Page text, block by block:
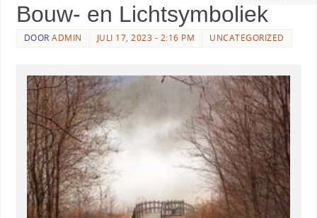
Bouw- en Lichtsymboliek
DOORADMIN JULI 17, 2023 - 2:16 PM UNCATEGORIZED